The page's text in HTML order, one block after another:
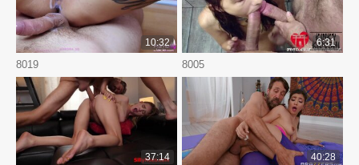
8019
10:32
8005
6:31
37:14 40:28